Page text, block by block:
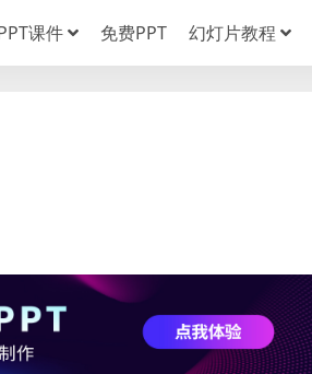
课件 免费PPT 幻灯片教程